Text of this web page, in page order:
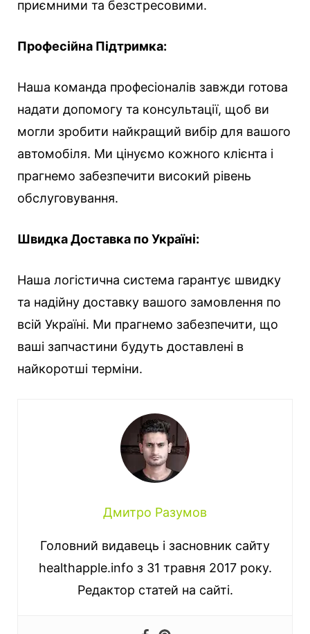
приємними та безстресовими.
Професійна Підтримка:
Наша команда професіоналів завжди готова
надати допомогу та консультації, щоб ви
могли зробити найкращий вибір для вашого
автомобіля. Ми цінуємо кожного клієнта і
прагнемо забезпечити високий рівень
обслуговування.
Швидка Доставка по Україні:
Наша логістична система гарантує швидку
та надійну доставку вашого замовлення по
всій Україні. Ми прагнемо забезпечити, що
ваші запчастини будуть доставлені в
найкоротші терміни.
Дмитро Разумов
Головний видавець і засновник сайту
healthapple.info з 31 травня 2017 року.
Редактор статей на сайті.